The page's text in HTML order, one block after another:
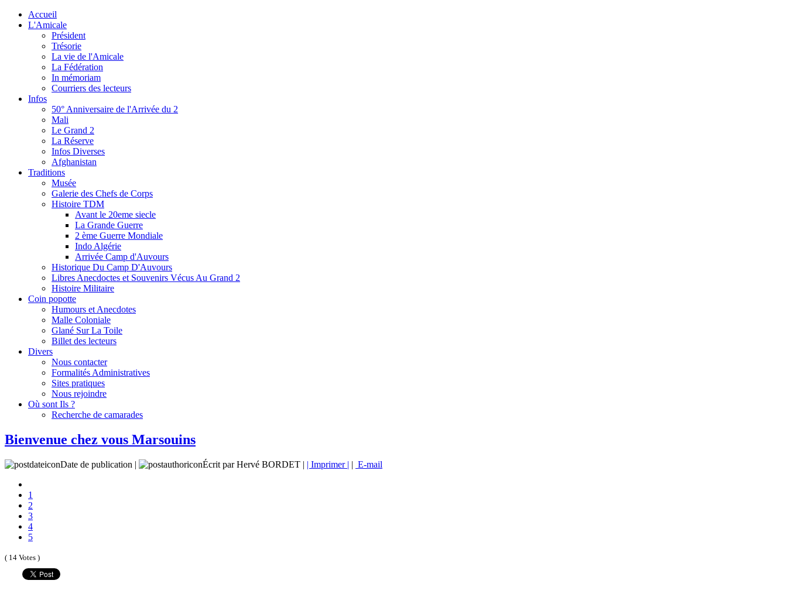
Accueil
L'Amicale
Président
Trésorie
La vie de l'Amicale
La Fédération
In mémoriam
Courriers des lecteurs
Infos
50° Anniversaire de l'Arrivée du 2
Mali
Le Grand 2
La Réserve
Infos Diverses
Afghanistan
Traditions
Musée
Galerie des Chefs de Corps
Histoire TDM
Avant le 20eme siecle
La Grande Guerre
2 ème Guerre Mondiale
Indo Algérie
Arrivée Camp d'Auvours
Historique Du Camp D'Auvours
Libres Anecdoctes et Souvenirs Vécus Au Grand 2
Histoire Militaire
Coin popotte
Humours et Anecdotes
Malle Coloniale
Glané Sur La Toile
Billet des lecteurs
Divers
Nous contacter
Formalités Administratives
Sites pratiques
Nous rejoindre
Où sont Ils ?
Recherche de camarades
Bienvenue chez vous Marsouins
Date de publication | Écrit par Hervé BORDET | | Imprimer | | E-mail
1
2
3
4
5
( 14 Votes )